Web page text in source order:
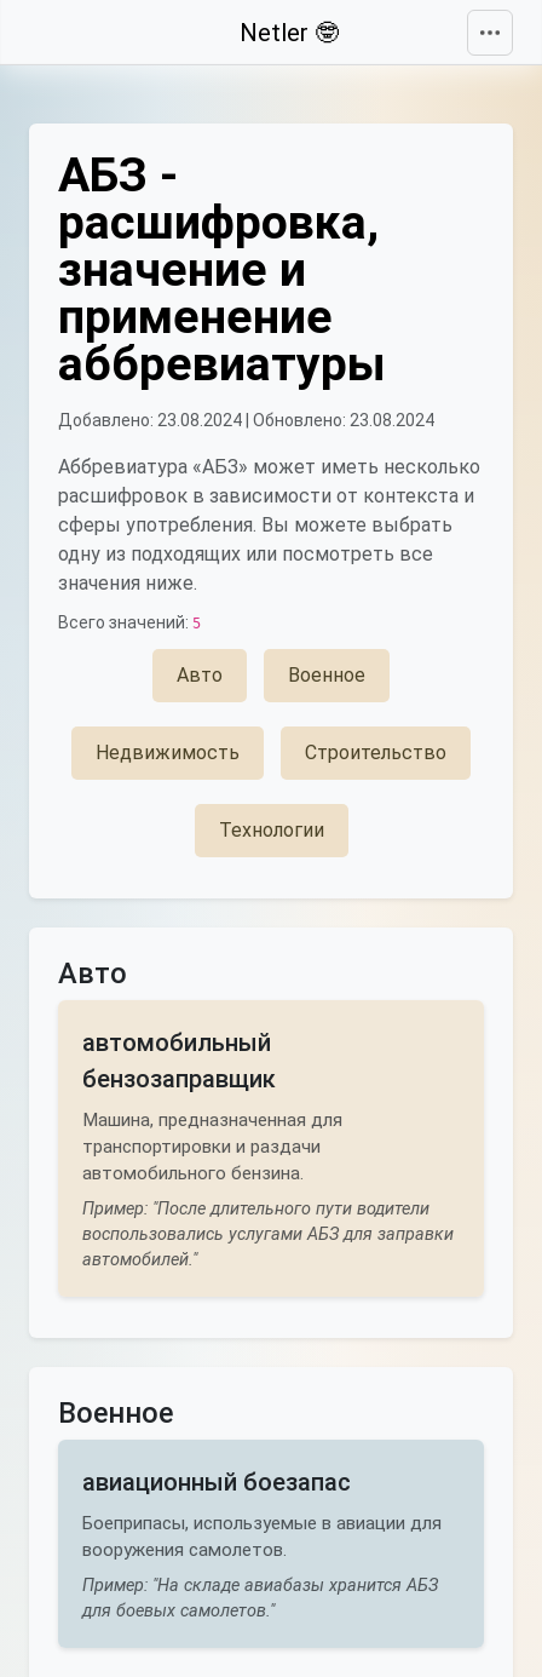
Netler 🤓
АБЗ -
расшифровка,
значение и
применение
аббревиатуры
Добавлено: 23.08.2024 | Обновлено: 23.08.2024
Аббревиатура «АБЗ» может иметь несколько
расшифровок в зависимости от контекста и
сферы употребления. Вы можете выбрать
одну из подходящих или посмотреть все
значения ниже.
Всего значений: 5
Авто Военное
Недвижимость Строительство
Технологии
Авто
автомобильный
бензозаправщик
Машина, предназначенная для
транспортировки и раздачи
автомобильного бензина.
Пример: "После длительного пути водители
воспользовались услугами АБЗ для заправки
автомобилей."
Военное
авиационный боезапас
Боеприпасы, используемые в авиации для
вооружения самолетов.
Пример: "На складе авиабазы хранится АБЗ
для боевых самолетов."